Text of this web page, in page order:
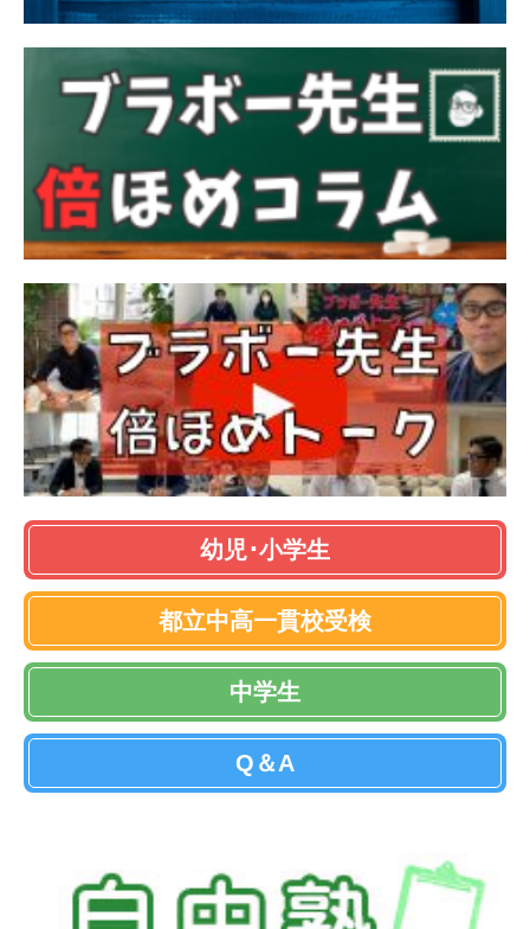
幼児･小学生
都立中高一貫校受検
中学生
Q＆A